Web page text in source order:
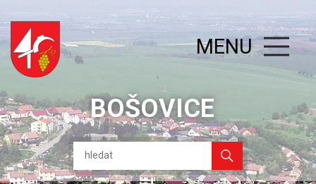
BOŠOVICE
MENU